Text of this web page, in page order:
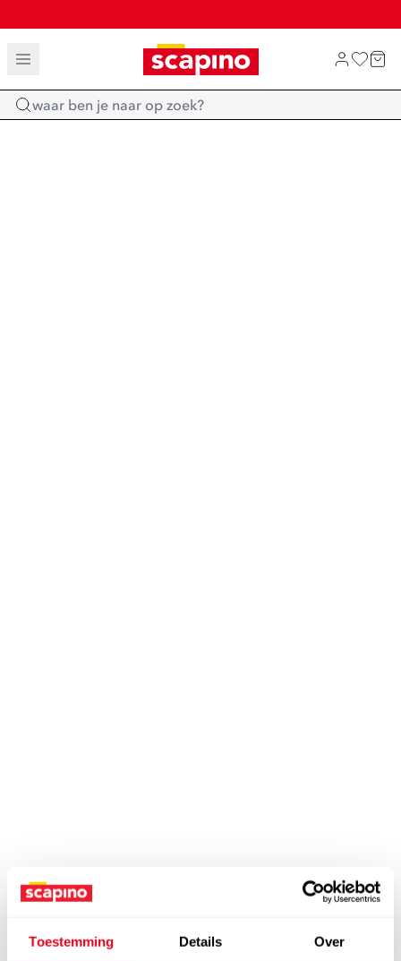
Toestemming Details Over
TOT 70% KORTING OP SALE
SHOP NIEUW
Home